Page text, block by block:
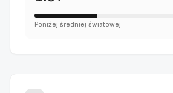
Poniżej średniej światowej